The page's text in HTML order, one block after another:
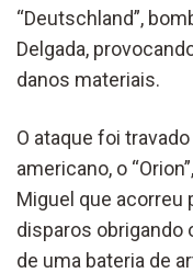
“Deutschland”,
Delgada,
danos materiais.
O ataque foi
americano, o
Miguel que acorreu
disparos obrigando
de uma bateria de